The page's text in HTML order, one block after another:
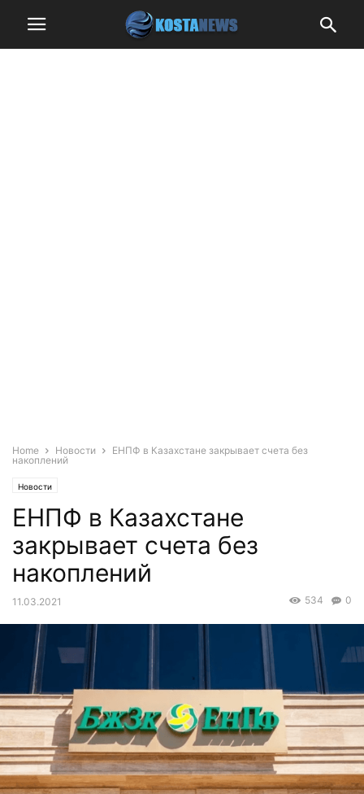
Home Новости
ЕНПФ в Казахстане закрывает счета без
накоплений
Новости
ЕНПФ в Казахстане
закрывает счета без
накоплений
11.03.2021 0
534